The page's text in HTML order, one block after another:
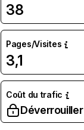
38
Pages/Visites
3,1
Coût du trafic
Déverrouiller